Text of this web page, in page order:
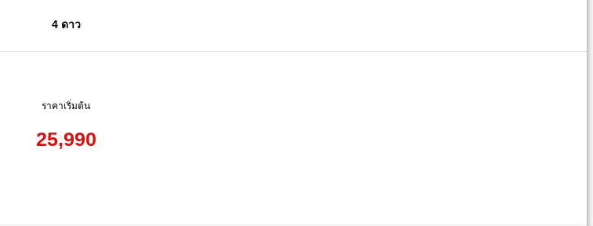
4 ดาว
ราคาเริ่มต้น
25,990